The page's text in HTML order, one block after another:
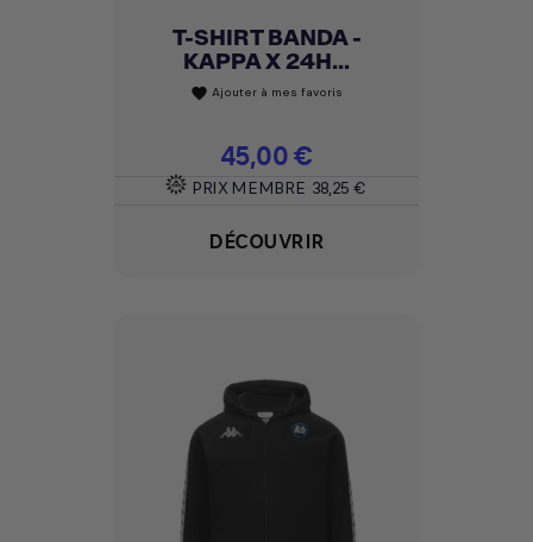
T-SHIRT BANDA -
KAPPA X 24H...
favorite Ajouter à mes favoris
Prix
45,00 €
PRIX MEMBRE 38,25 €
DÉCOUVRIR